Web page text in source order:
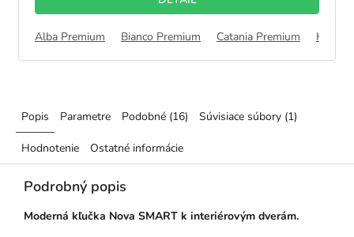
5
hviezdičiek.
Alba Premium Bianco Premium Catania Premium Halifax
Popis Parametre Podobné (16) Súvisiace súbory (1)
Hodnotenie Ostatné informácie
Podrobný popis
Moderná kľučka Nova SMART k interiérovým dverám.